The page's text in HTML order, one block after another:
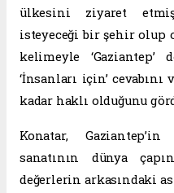
ülkesini ziyaret
isteyeceği bir şehir olup
kelimeyle ‘Gaziantep’
‘İnsanları için’
kadar haklı olduğunu
Konatar,
sanatının dünya
değerlerin arkasındaki